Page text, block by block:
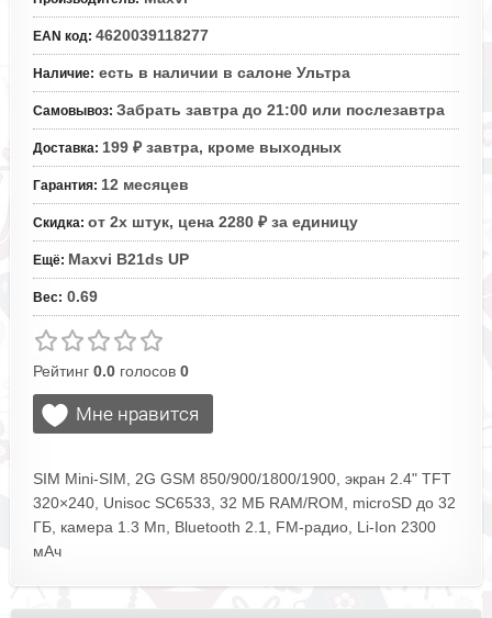
EAN код: 4620039118277
Наличие: есть в наличии в салоне Ультра
Самовывоз: Забрать завтра до 21:00 или послезавтра
Доставка: 199 ₽ завтра, кроме выходных
Гарантия: 12 месяцев
Скидка: от 2х штук, цена 2280 ₽ за единицу
Ещё: Maxvi B21ds UP
Вес: 0.69
Рейтинг 0.0голосов 0
SIM Mini-SIM, 2G GSM 850/900/1800/1900, экран 2.4" TFT
320×240, Unisoc SC6533, 32 МБ RAM/ROM, microSD до 32
ГБ, камера 1.3 Мп, Bluetooth 2.1, FM-радио, Li-Ion 2300
мАч